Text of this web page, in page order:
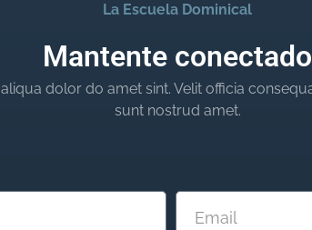
La Escuela Dominical
Mantente conectado
dolor do amet sint. Velit officia
sunt nostrud amet.